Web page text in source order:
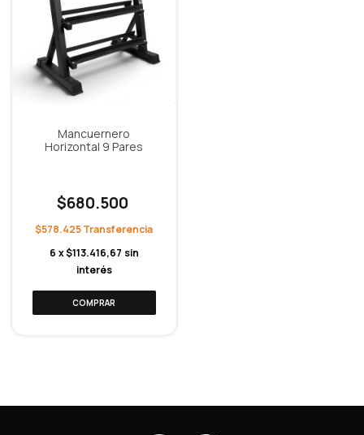
Mancuernero
Horizontal 9 Pares
$680.500
$578.425
6 x$113.416,67 sin
interés